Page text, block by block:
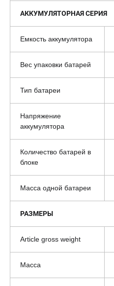
АККУМУЛЯТОРНАЯ СЕРИЯ
Емкость аккумулятора
Вес упаковки батарей
Тип батареи
Напряжение
аккумулятора
Количество батарей в
блоке
Масса одной батареи
РАЗМЕРЫ
Article gross weight
Масса